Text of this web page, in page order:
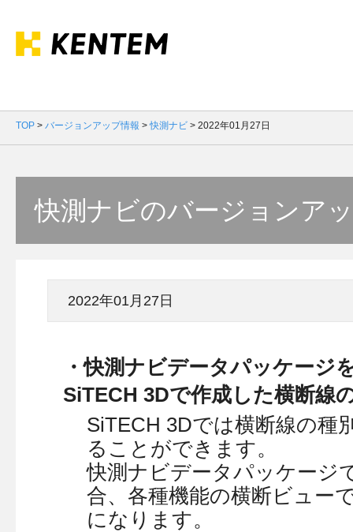
TOP > バージョンアップ情報 >快測ナビ > 2022年01月27日
快測ナビのバージョンア
2022年01月27日
・快測ナビデータパッケージ
SiTECH 3Dで作成した横断線
SiTECH 3Dでは横断線の種
ることができます。
快測ナビデータパッケージ
合、各種機能の横断ビュー
になります。